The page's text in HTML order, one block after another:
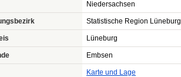
Niedersachsen
Statistische Region Lüneburg
Lüneburg
Embsen
Karte und Lage